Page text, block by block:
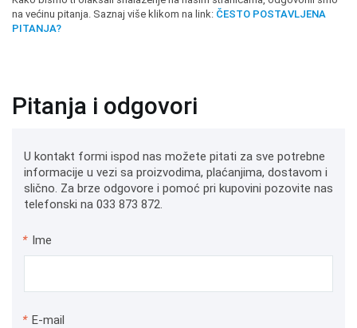
na većinu pitanja. Saznaj više klikom na link: ČESTO POSTAVLJENA
PITANJA?
Pitanja i odgovori
U kontakt formi ispod nas možete pitati za sve potrebne
informacije u vezi sa proizvodima, plaćanjima, dostavom i
slično. Za brze odgovore i pomoć pri kupovini pozovite nas
telefonski na 033 873 872.
* Ime
* E-mail